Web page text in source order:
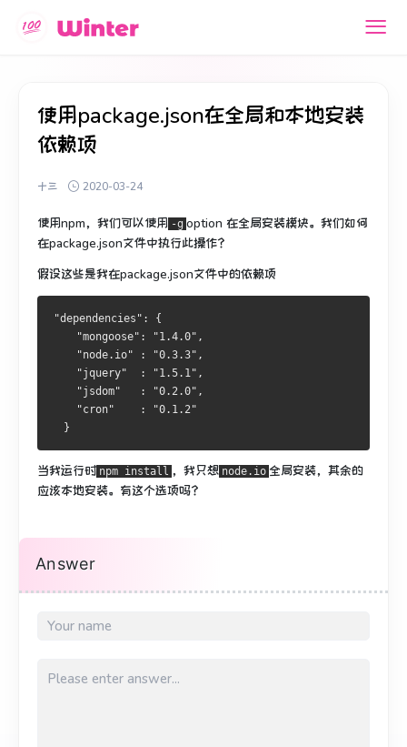
使用package.json在全局和本地安装
依赖项
十三 2020-03-24
使用npm，我们可以使用 -g option 在全局安装模块。 我们如何
在package.json文件中执行此操作？
假设这些是我在package.json文件中的依赖项
"dependencies": {
    "mongoose": "1.4.0",
    "node.io" : "0.3.3",
    "jquery"  : "1.5.1",
    "jsdom"   : "0.2.0",
    "cron"    : "0.1.2"
  }
当我运行时 npm install ，我只想 node.io 全局安装，其余的
应该本地安装。 有这个选项吗？
Answer